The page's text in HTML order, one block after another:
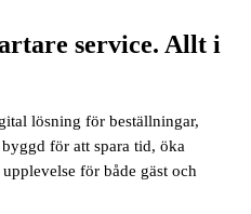
service. Allt i
lösning för beställningar,
för att spara tid, öka
för både gäst och